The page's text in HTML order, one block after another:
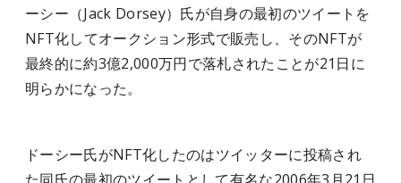
ーシー（Jack Dorsey）氏が自身の最初のツイートを
NFT化してオークション形式で販売し、そのNFTが
最終的に約3億2,000万円で落札されたことが21日に
明らかになった。
ドーシー氏がNFT化したのはツイッターに投稿され